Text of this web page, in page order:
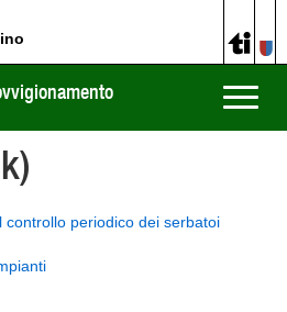
Toggle
controllo periodico dei serbatoi